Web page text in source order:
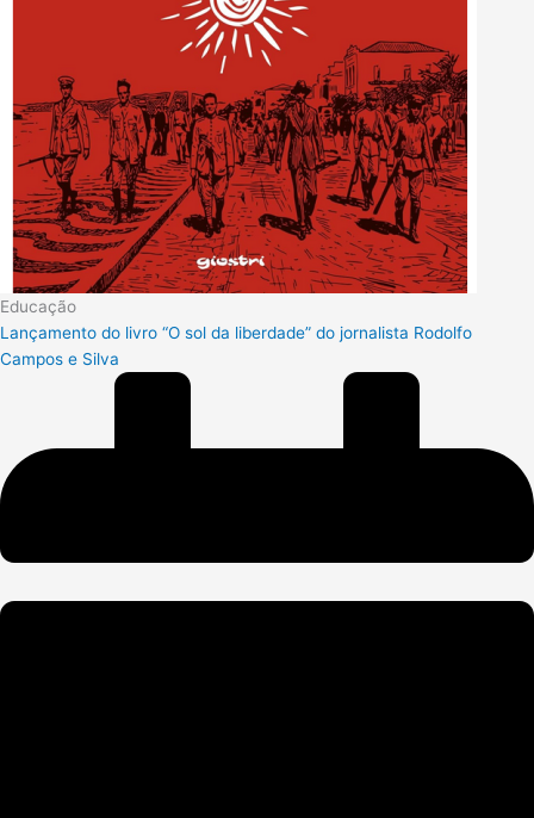
Educação
Lançamento do livro “O sol da liberdade” do jornalista Rodolfo
Campos e Silva